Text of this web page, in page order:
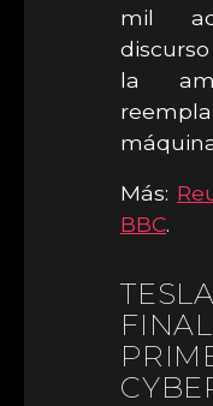
mil
la
Más:
BBC.